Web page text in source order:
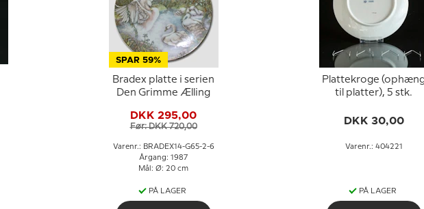
SPAR 59%
Bradex platte i serien
Den Grimme Ælling
DKK 295,00
Før: DKK 720,00
Varenr.: BRADEX14-G65-2-6
Årgang: 1987
Mål: Ø: 20 cm
PÅ LAGER
Plattekroge
til platter), 5 stk.
DKK 30,00
Varenr.: 404221
PÅ LAGER